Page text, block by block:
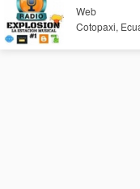
Web
Cotopaxi,